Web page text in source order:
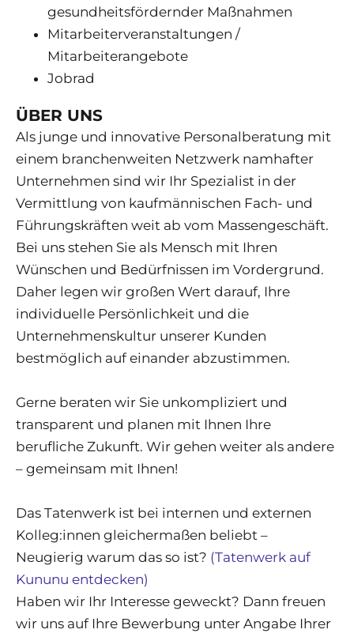
gesundheitsfördernder Maßnahmen
Mitarbeiterveranstaltungen /
Mitarbeiterangebote
Jobrad
ÜBER UNS
Als junge und innovative Personalberatung mit
einem branchenweiten Netzwerk namhafter
Unternehmen sind wir Ihr Spezialist in der
Vermittlung von kaufmännischen Fach- und
Führungskräften weit ab vom Massengeschäft.
Bei uns stehen Sie als Mensch mit Ihren
Wünschen und Bedürfnissen im Vordergrund.
Daher legen wir großen Wert darauf, Ihre
individuelle Persönlichkeit und die
Unternehmenskultur unserer Kunden
bestmöglich auf einander abzustimmen.
Gerne beraten wir Sie unkompliziert und
transparent und planen mit Ihnen Ihre
berufliche Zukunft. Wir gehen weiter als andere
– gemeinsam mit Ihnen!
Das Tatenwerk ist bei internen und externen
Kolleg:innen gleichermaßen beliebt –
Neugierig warum das so ist? (Tatenwerk auf
Kununu entdecken)
Haben wir Ihr Interesse geweckt? Dann freuen
wir uns auf Ihre Bewerbung unter Angabe Ihrer